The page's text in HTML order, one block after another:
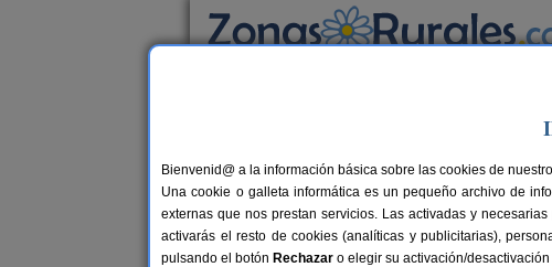
Casas Rurales cerca de
Bienvenid@ a la información básica sobre las cookies de
Una cookie o galleta informática es un pequeño archivo de
externas que nos prestan servicios. Las activadas y
activarás el resto de cookies (analíticas y publicitarias),
pulsando el botón Rechazar o elegir su activación/